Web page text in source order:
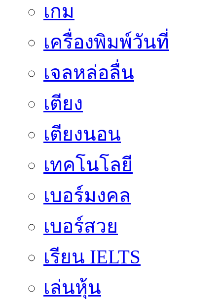
เกม
เครื่องพิมพ์วันที่
เจลหล่อลื่น
เตียง
เตียงนอน
เทคโนโลยี
เบอร์มงคล
เบอร์สวย
เรียน IELTS
เล่นหุ้น